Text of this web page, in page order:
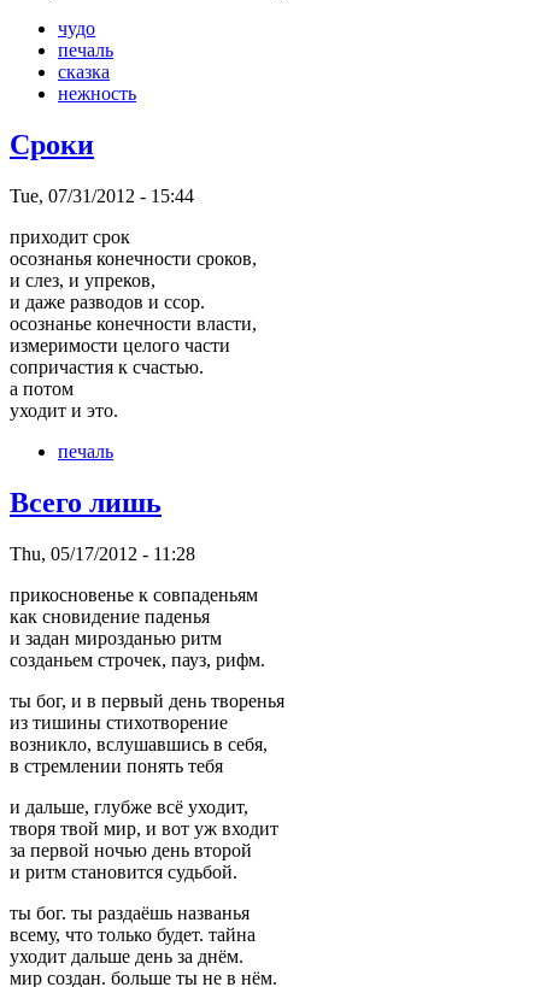
чудо
печаль
сказка
нежность
Сроки
Tue, 07/31/2012 - 15:44
приходит срок
осознанья конечности сроков,
и слез, и упреков,
и даже разводов и ссор.
осознанье конечности власти,
измеримости целого части
сопричастия к счастью.
а потом
уходит и это.
печаль
Всего лишь
Thu, 05/17/2012 - 11:28
прикосновенье к совпаденьям
как сновидение паденья
и задан мирозданью ритм
созданьем строчек, пауз, рифм.
ты бог, и в первый день творенья
из тишины стихотворение
возникло, вслушавшись в себя,
в стремлении понять тебя
и дальше, глубже всё уходит,
творя твой мир, и вот уж входит
за первой ночью день второй
и ритм становится судьбой.
ты бог. ты раздаёшь названья
всему, что только будет. тайна
уходит дальше день за днём.
мир создан. больше ты не в нём.